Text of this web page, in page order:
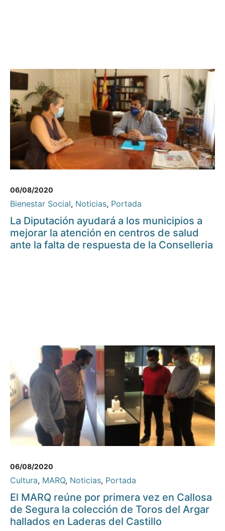
06/08/2020
Bienestar Social, Noticias, Portada
La Diputación ayudará a los municipios a
mejorar la atención en centros de salud
ante la falta de respuesta de la Conselleria
06/08/2020
Cultura, MARQ, Noticias, Portada
El MARQ reúne por primera vez en Callosa
de Segura la colección de Toros del Argar
hallados en Laderas del Castillo